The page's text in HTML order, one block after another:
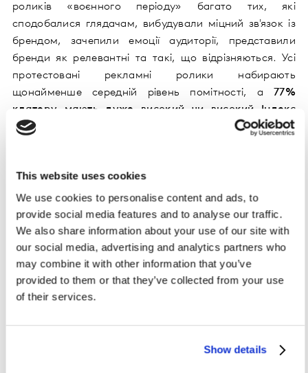
This website uses cookies
We use cookies to personalise content and ads, to
provide social media features and to analyse our traffic.
We also share information about your use of our site with
our social media, advertising and analytics partners who
may combine it with other information that you’ve
provided to them or that they’ve collected from your use
of their services.
Show details
роликів «воєнного періоду» багато тих, які
сподобалися глядачам, вибудували міцний зв'язок із
брендом, зачепили емоції аудиторії, представили
бренди як релевантні та такі, що відрізняються. Усі
протестовані рекламні ролики набирають
щонайменше середній рівень помітності, а77%
клатеру мають дуже високий чи високий Індекс
Помітнос
. Це означає, що конкуренція за
винятково добре.